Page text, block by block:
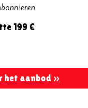
199 €
het aanbod »